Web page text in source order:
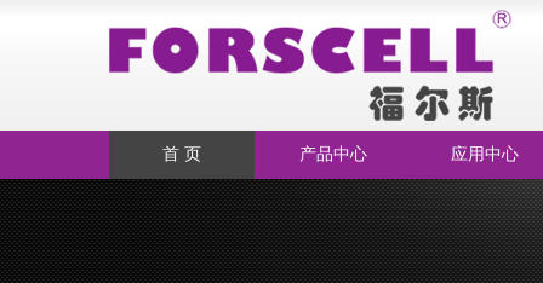
首 页 产品中心 应用中心